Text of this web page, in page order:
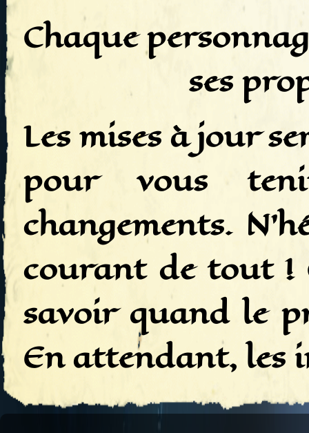
Chaque
ses
Les mises à jour
pour vous
changements.
courant de tout !
savoir quand le
En attendant, les